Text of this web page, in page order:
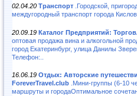
02.04.20 Транспорт .Городской,
междугородный транспорт города
20.09.19 Каталог Предприятий:
оптовая продажа вина и алкогольной
город Екатеринбург, улица Данилы
Телефон:..
16.06.19 Отдых: Авторские
ForeverTravel.club .Мини-группы (6-10
маршруты и городаОптимальное